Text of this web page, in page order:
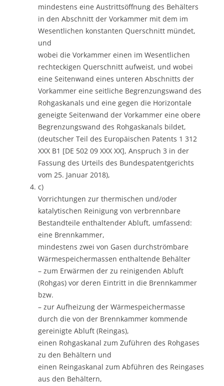
mindestens eine Austrittsöffnung des Behälters
in den Abschnitt der Vorkammer mit dem im
Wesentlichen konstanten Querschnitt mündet,
und
wobei die Vorkammer einen im Wesentlichen
rechteckigen Querschnitt aufweist, und wobei
eine Seitenwand eines unteren Abschnitts der
Vorkammer eine seitliche Begrenzungswand des
Rohgaskanals und eine gegen die Horizontale
geneigte Seitenwand der Vorkammer eine obere
Begrenzungswand des Rohgaskanals bildet,
(deutscher Teil des Europäischen Patents 1 312
XXX B1 [DE 502 09 XXX XX], Anspruch 3 in der
Fassung des Urteils des Bundespatentgerichts
vom 25. Januar 2018),
c)
Vorrichtungen zur thermischen und/oder
katalytischen Reinigung von verbrennbare
Bestandteile enthaltender Abluft, umfassend:
eine Brennkammer,
mindestens zwei von Gasen durchströmbare
Wärmespeichermassen enthaltende Behälter
– zum Erwärmen der zu reinigenden Abluft
(Rohgas) vor deren Eintritt in die Brennkammer
bzw.
– zur Aufheizung der Wärmespeichermasse
durch die von der Brennkammer kommende
gereinigte Abluft (Reingas),
einen Rohgaskanal zum Zuführen des Rohgases
zu den Behältern und
einen Reingaskanal zum Abführen des Reingases
aus den Behältern,